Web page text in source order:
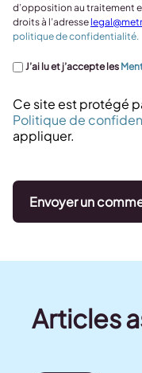
d’opposition au traitement
droits à l’adresse
politique de confidentialité.
J’ai lu et j’accepte les
Ce site est protégé
Politique de
appliquer.
Envoyer un
Articles